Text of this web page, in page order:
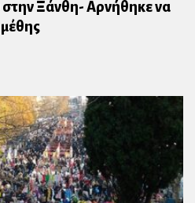
στην Ξάνθη- Αρνήθηκε να